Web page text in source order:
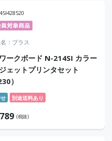
プラス
ークボード N-214SI カラー
ェットプリンタセット
）
別途送料あり
(税抜)